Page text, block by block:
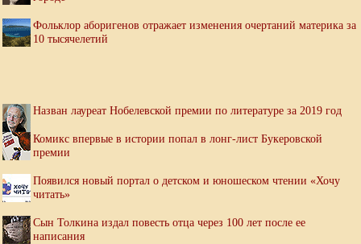
Фольклор аборигенов отражает изменения очертаний материка за
10 тысячелетий
Назван лауреат Нобелевской премии по литературе за 2019 год
Комикс впервые в истории попал в лонг-лист Букеровской
премии
Появился новый портал о детском и юношеском чтении «Хочу
читать»
Сын Толкина издал повесть отца через 100 лет после ее
написания